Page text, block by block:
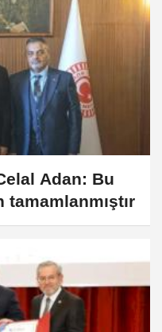
Adan: Bu
tamamlanmıştır